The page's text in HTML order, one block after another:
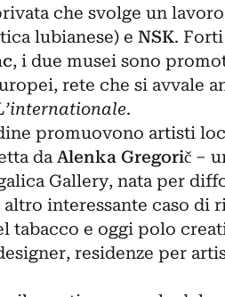
che svolge un
lubianese) e NSK.
, i due musei sono
rete che si avvale
.
promuovono artisti
daAlenka Gregorič–
Gallery, nata per
interessante caso di
tabacco e oggi polo
residenze per